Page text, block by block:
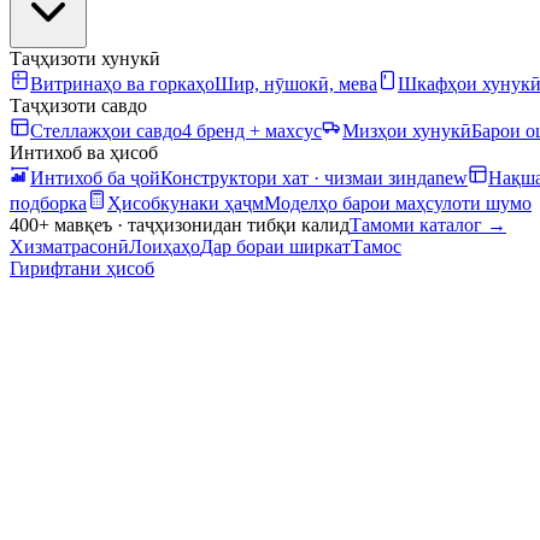
Таҷҳизоти хунукӣ
Витринаҳо ва горкаҳоШир, нӯшокӣ, мева Шкафҳои хунукӣ
Таҷҳизоти савдо
Стеллажҳои савдо4 бренд + махсус Мизҳои хунукӣБарои
Интихоб ва ҳисоб
Интихоб ба ҷойКонструктори хат · чизмаи зиндаnew
подборка
Ҳисобкунаки ҳаҷмМоделҳо барои маҳсулоти шумо
400+ мавқеъ · таҷҳизонидан тибқи калидТамоми каталог →
ХизматрасонӣЛоиҳаҳоДар бораи ширкатТамос
Гирифтани ҳисоб